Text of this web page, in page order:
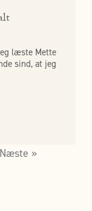
læste Mette
sind, at jeg
Næste »